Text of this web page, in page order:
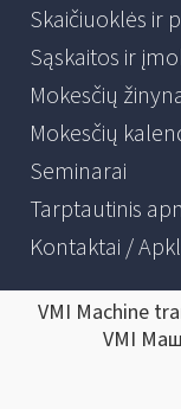
Skaičiuoklės ir
Sąskaitos ir
Mokesčių
Mokesčių
Seminarai
Tarptautinis
Kontaktai /
VMI Machine
VMI